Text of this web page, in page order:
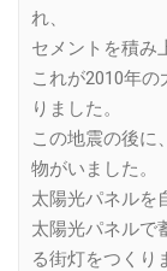
れ、
セメントを積み
これが2010年
りました。
この地震の後に
物がいました。
太陽光パネルを
太陽光パネルで
る街灯をつくり